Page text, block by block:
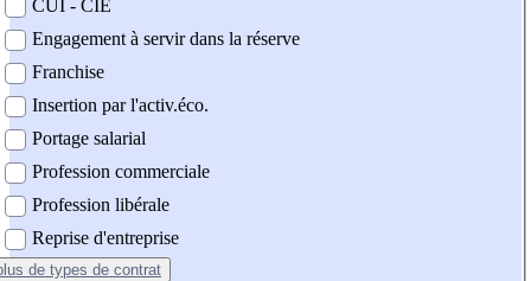
CUI - CIE
Engagement à servir dans la réserve
Franchise
Insertion par l'activ.éco.
Portage salarial
Profession commerciale
Profession libérale
Reprise d'entreprise
de types de contrat